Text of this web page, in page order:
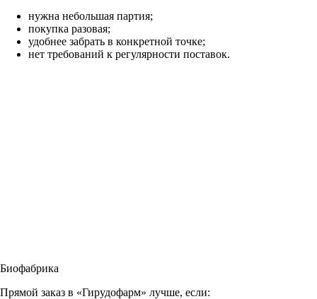
нужна небольшая партия;
покупка разовая;
удобнее забрать в конкретной точке;
нет требований к регулярности поставок.
Биофабрика
Прямой заказ в «Гирудофарм» лучше, если: